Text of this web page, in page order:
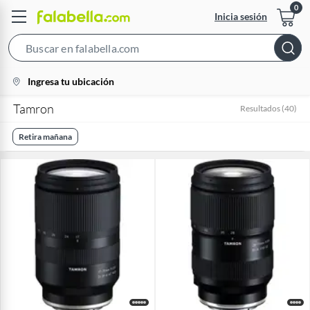
Inicia sesión
Bar
location-
icon
Ingresa tu ubicación
Tamron Resultados (40)
Retira mañana